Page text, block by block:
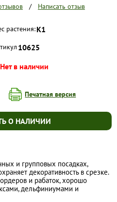
/ Написать отзыв
растения:K1
10625
Нет в наличии
Печатная версия
О НАЛИЧИИ
и групповых посадках,
декоративность в срезке.
и рабаток, хорошо
дельфиниумами и